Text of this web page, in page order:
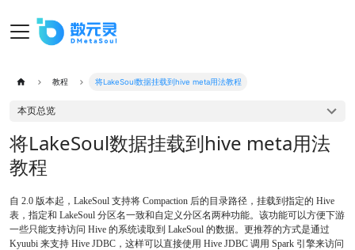
教程 将LakeSoul数据挂载到hive meta用法教程
本页总览
将LakeSoul数据挂载到hive meta用法
教程
自 2.0 版本起，LakeSoul 支持将 Compaction 后的目录路径，挂载到指定的 Hive
表，指定和 LakeSoul 分区名一致和自定义分区名两种功能。该功能可以方便下游
一些只能支持访问 Hive 的系统读取到 LakeSoul 的数据。更推荐的方式是通过
Kyuubi 来支持 Hive JDBC，这样可以直接使用 Hive JDBC 调用 Spark 引擎来访问